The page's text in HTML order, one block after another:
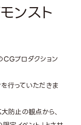
ンスト
プロダクション
行っていただきま
防止の観点から、